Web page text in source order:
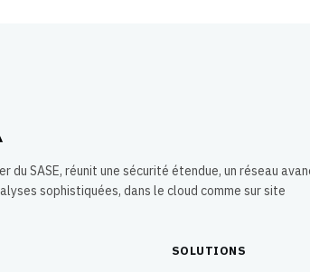
du SASE, réunit une sécurité étendue, un réseau
sophistiquées, dans le cloud comme sur site
SOLUTIONS